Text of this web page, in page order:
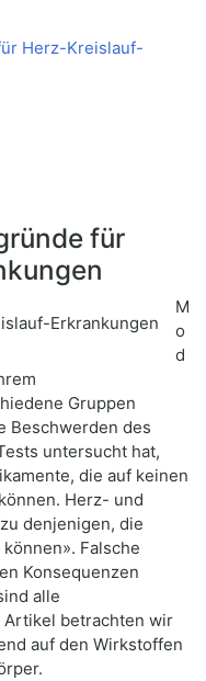
Herz-Kreislauf-
für
M
o
d
Gruppen
Beschwerden des
untersucht hat,
die auf keinen
Herz- und
denjenigen, die
Falsche
Konsequenzen
alle
betrachten wir
auf den Wirkstoffen